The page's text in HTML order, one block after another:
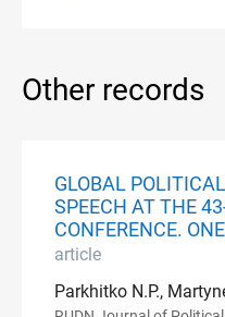
Other records
GLOBAL
SPEECH AT THE
CONFERENCE.
article
Parkhitko N.P.,